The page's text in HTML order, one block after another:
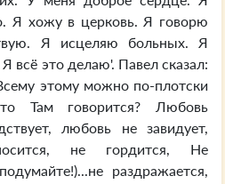
Я хожу в церковь. Я говорю
Я исцеляю больных. Я
всё это делаю'. Павел сказал:
этому можно по-плотски
Там говорится? Любовь
любовь не завидует,
не гордится, Не
раздражается,